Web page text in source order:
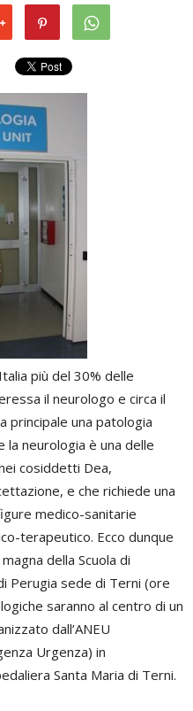
più del 30% delle
il neurologo e circa il
principale una patologia
la neurologia è una delle
cosiddetti Dea,
e che richiede una
medico-sanitarie
terapeutico. Ecco dunque
della Scuola di
Perugia sede di Terni (ore
saranno al centro di un
dall’ANEU
Urgenza) in
Santa Maria di Terni.